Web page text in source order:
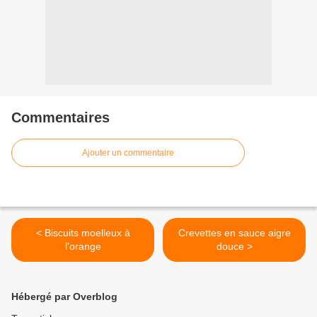
Commentaires
Ajouter un commentaire
< Biscuits moelleux à
l'orange
Crevettes en sauce aigre
douce >
Hébergé par Overblog